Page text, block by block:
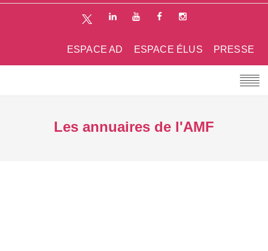
PRESSE
ESPACE ÉLUS
ESPACE AD
Les annuaires de l'AMF